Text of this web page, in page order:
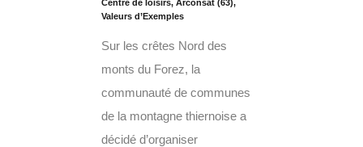
Centre de loisirs, Arconsat (63),
Valeurs d’Exemples
Sur les crêtes Nord des
monts du Forez, la
communauté de communes
de la montagne thiernoise a
décidé d’organiser